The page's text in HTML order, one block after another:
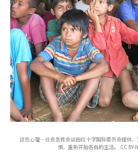
这些心理—社会急救会谈由红十字国际委员会提供
惧，重新开始各自的生活。 CC